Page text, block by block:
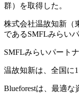
群）を取得した。
株式会社温故知新（
であるSMFLみらい
SMFLみらいパート
温故知新は、全国に
Blueforestは、最適